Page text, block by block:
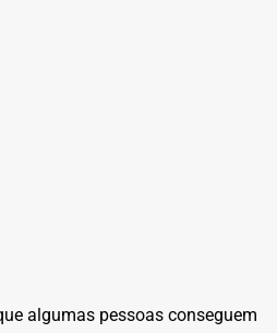
algumas pessoas conseguem